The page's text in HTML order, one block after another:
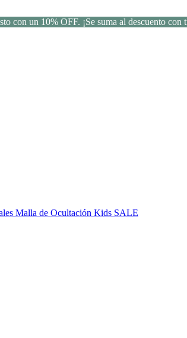
con un 10% OFF. ¡Se suma al descuento con
Malla de Ocultación Kids SALE